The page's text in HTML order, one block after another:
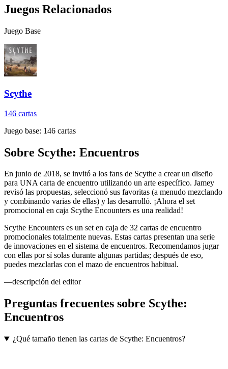
Juegos Relacionados
Juego Base
Scythe
146 cartas
Juego base: 146 cartas
Sobre Scythe: Encuentros
En junio de 2018, se invitó a los fans de Scythe a crear un diseño
para UNA carta de encuentro utilizando un arte específico. Jamey
revisó las propuestas, seleccionó sus favoritas (a menudo mezclando
y combinando varias de ellas) y las desarrolló. ¡Ahora el set
promocional en caja Scythe Encounters es una realidad!
Scythe Encounters es un set en caja de 32 cartas de encuentro
promocionales totalmente nuevas. Estas cartas presentan una serie
de innovaciones en el sistema de encuentros. Recomendamos jugar
con ellas por sí solas durante algunas partidas; después de eso,
puedes mezclarlas con el mazo de encuentros habitual.
—descripción del editor
Preguntas frecuentes sobre Scythe:
Encuentros
¿Qué tamaño tienen las cartas de Scythe: Encuentros?